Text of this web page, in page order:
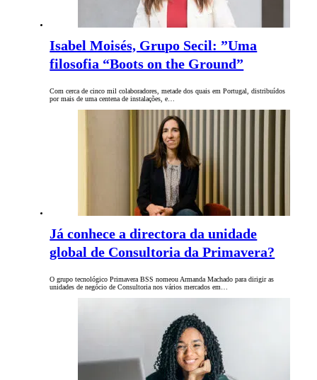
Isabel Moisés, Grupo Secil: ”Uma
filosofia “Boots on the Ground”
Com cerca de cinco mil colaboradores, metade dos quais em Portugal, distribuídos
por mais de uma centena de instalações, e…
Já conhece a directora da unidade
global de Consultoria da Primavera?
O grupo tecnológico Primavera BSS nomeou Armanda Machado para dirigir as
unidades de negócio de Consultoria nos vários mercados em…